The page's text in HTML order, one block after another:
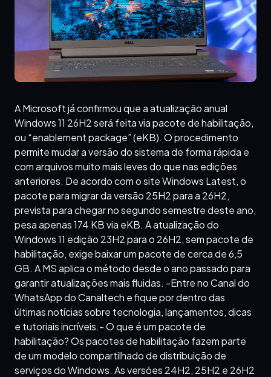
A Microsoft já confirmou que a atualização anual
Windows 11 26H2 será feita via pacote de habilitação,
ou “enablement package” (eKB). O procedimento
permite mudar a versão do sistema de forma rápida e
com arquivos muito mais leves do que nas edições
anteriores. De acordo com o site Windows Latest, o
pacote para migrar da versão 25H2 para a 26H2,
prevista para chegar no segundo semestre deste ano,
pesa apenas 174 KB via eKB. A atualização do
Windows 11 edição 23H2 para o 26H2, sem pacote de
habilitação, exige baixar um pacote de cerca de 6,5
GB. A MS aplica o método desde o ano passado para
garantir atualizações mais fluidas. -Entre no Canal do
WhatsApp do Canaltech e fique por dentro das
últimas notícias sobre tecnologia, lançamentos, dicas
e tutoriais incríveis.- O que é um pacote de
habilitação? Os pacotes de habilitação fazem parte
de um modelo compartilhado de distribuição de
serviços do Windows. As versões 24H2, 25H2 e 26H2